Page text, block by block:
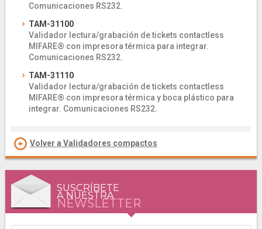
Comunicaciones RS232.
TAM-31100
Validador lectura/grabación de tickets contactless
MIFARE® con impresora térmica para integrar.
Comunicaciones RS232.
TAM-31110
Validador lectura/grabación de tickets contactless
MIFARE® con impresora térmica y boca plástico para
integrar. Comunicaciones RS232.
Volver a Validadores compactos
SUSCRÍBETE
A NUESTRA
NEWSLETTER